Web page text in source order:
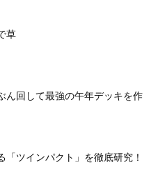
草
ん回して最強の午年デッキを作
「ツインパクト」を徹底研究！